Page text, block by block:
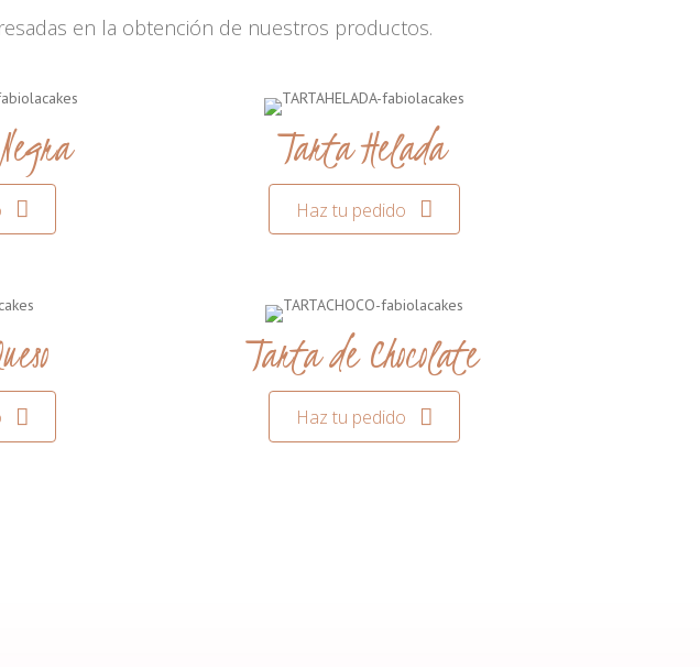
en la obtención de nuestros productos.
Tarta Helada
Haz tu pedido
Tarta de Chocolate
Haz tu pedido